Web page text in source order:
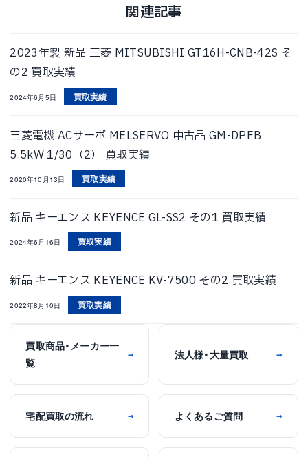
関連記事
2023年製 新品 三菱 MITSUBISHI GT16H-CNB-42S そ
の2 買取実績
2024年6月5日 買取実績
三菱電機 ACサーボ MELSERVO 中古品 GM-DPFB
5.5kW 1/30（2） 買取実績
2020年10月13日 買取実績
新品 キーエンス KEYENCE GL-SS2 その1 買取実績
2024年6月16日 買取実績
新品 キーエンス KEYENCE KV-7500 その2 買取実績
2022年8月10日 買取実績
買取商品・メーカー一
覧
→ 法人様・大量買取 →
宅配買取の流れ → よくあるご質問 →